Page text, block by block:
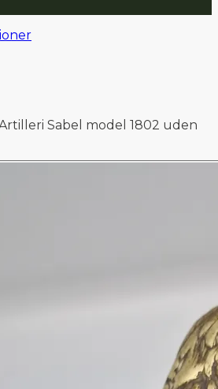
Sabel model 1802 uden